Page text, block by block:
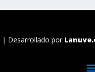
| Desarrollado por